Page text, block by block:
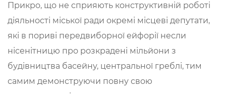
Прикро, що не сприяють конструктивній роботі
діяльності міської ради окремі місцеві депутати,
які в пориві передвиборної ейфорії несли
нісенітницю про розкрадені мільйони з
будівництва басейну, центральної греблі, тим
самим демонструючи повну свою